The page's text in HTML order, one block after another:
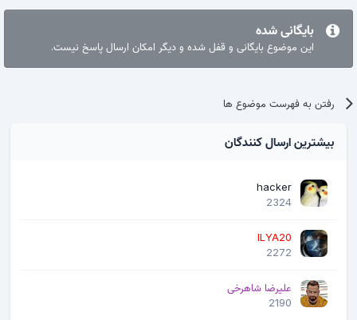
بایگانی شده
این موضوع بایگانی و قفل شده و دیگر امکان ارسال پاسخ نیست.
رفتن به فهرست موضوع ها
بیشترین ارسال کنندگان
hacker
2324
ILYA20
2272
علیرضا شاهرخی
2190